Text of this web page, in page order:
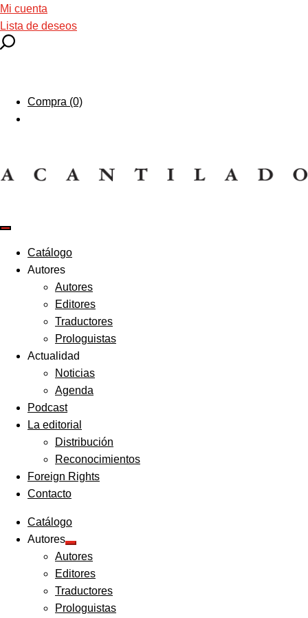
Mi cuenta
Lista de deseos
Compra (0)
Catálogo
Autores
Autores
Editores
Traductores
Prologuistas
Actualidad
Noticias
Agenda
Podcast
La editorial
Distribución
Reconocimientos
Foreign Rights
Contacto
Catálogo
Autores
Expandir
el
menú
hijo
Autores
Editores
Traductores
Prologuistas